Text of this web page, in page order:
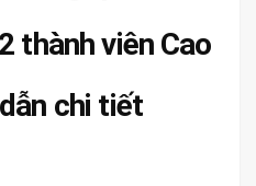
thành viên Cao
chi tiết